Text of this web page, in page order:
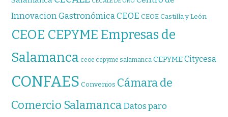
Innovacion Gastronómica CEOE CEOE Castilla y León
CEOE CEPYME Empresas de
Salamanca ceoe cepyme salamanca CEPYMECitycesa
CONFAES Convenios Cámara de
Comercio SalamancaDatos paro